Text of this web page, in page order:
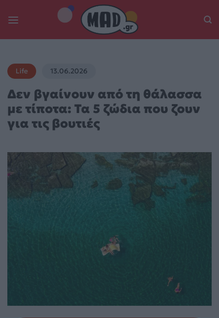
Life 13.06.2026
Δεν βγαίνουν από τη θάλασσα
με τίποτα: Τα 5 ζώδια που ζουν
για τις βουτιές